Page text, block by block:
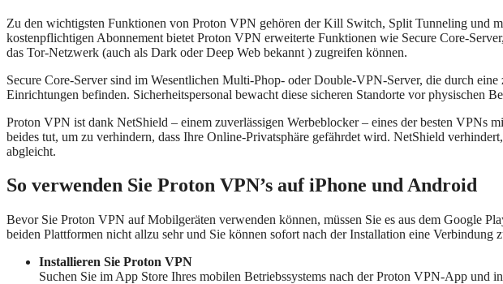
Zu den wichtigsten Funktionen von Proton VPN gehören der Kill Switch, Split Tunneling und
kostenpflichtigen Abonnement bietet Proton VPN erweiterte Funktionen wie Secure Core-
das Tor-Netzwerk (auch als Dark oder Deep Web bekannt ) zugreifen können.
Secure Core-Server sind im Wesentlichen Multi-Phop- oder Double-VPN-Server, die durch
Einrichtungen befinden. Sicherheitspersonal bewacht diese sicheren Standorte vor physischen
Proton VPN ist dank NetShield – einem zuverlässigen Werbeblocker – eines der besten VPNs
beides tut, um zu verhindern, dass Ihre Online-Privatsphäre gefährdet wird. NetShield
abgleicht.
So verwenden Sie Proton VPN’s auf iPhone und Android
Bevor Sie Proton VPN auf Mobilgeräten verwenden können, müssen Sie es aus dem Google
beiden Plattformen nicht allzu sehr und Sie können sofort nach der Installation eine Verbindung
Installieren Sie Proton VPN
Suchen Sie im App Store Ihres mobilen Betriebssystems nach der Proton VPN-App und